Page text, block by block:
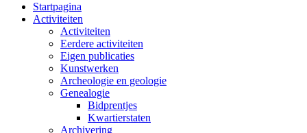
Startpagina
Activiteiten
Activiteiten
Eerdere activiteiten
Eigen publicaties
Kunstwerken
Archeologie en geologie
Genealogie
Bidprentjes
Kwartierstaten
Archivering